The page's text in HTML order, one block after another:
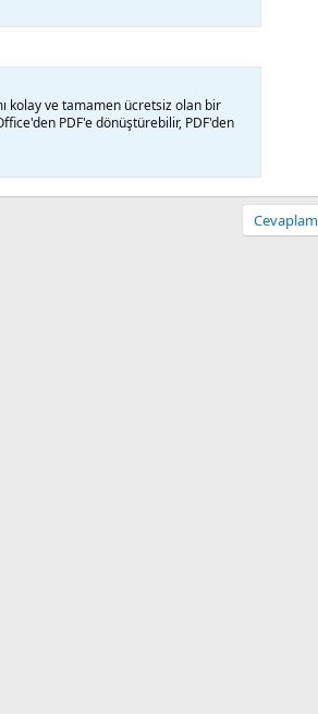
kolay ve tamamen ücretsiz olan bir
PDF'e dönüştürebilir, PDF'den